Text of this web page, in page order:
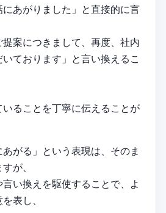
にあがりました」と直接的に言
提案につきまして、再度、社内
ております」と言い換えるこ
ることを丁寧に伝えることが
がる」という表現は、そのま
が、
い換えを駆使することで、よ
表し、